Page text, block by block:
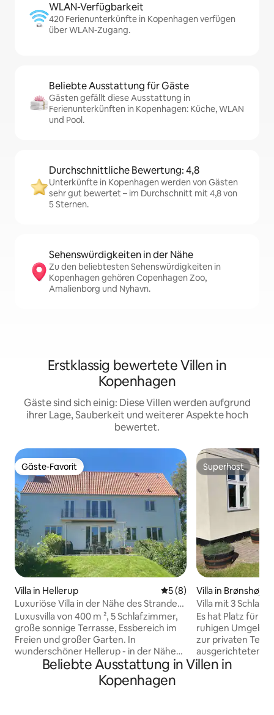
WLAN-Verfügbarkeit
420 Ferienunterkünfte in Kopenhagen verfügen
über WLAN-Zugang.
Beliebte Ausstattung für Gäste
Gästen gefällt diese Ausstattung in
Ferienunterkünften in Kopenhagen: Küche, WLAN
und Pool.
Durchschnittliche Bewertung: 4,8
Unterkünfte in Kopenhagen werden von Gästen
sehr gut bewertet – im Durchschnitt mit 4,8 von
5 Sternen.
Sehenswürdigkeiten in der Nähe
Zu den beliebtesten Sehenswürdigkeiten in
Kopenhagen gehören Copenhagen Zoo,
Amalienborg und Nyhavn.
Erstklassig bewertete Villen in
Kopenhagen
Gäste sind sich einig: Diese Villen werden aufgrund
ihrer Lage, Sauberkeit und weiterer Aspekte hoch
bewertet.
Gäste-Favorit
Gäste-Favorit
Villa in Hellerup Durchschnittliche
5 (8)
Luxuriöse Villa in der Nähe des Strandes
und des Stadtzentrums von Cph
Luxusvilla von 400 m ², 5 Schlafzimmer,
große sonnige Terrasse, Essbereich im
Freien und großer Garten. In
wunderschöner Hellerup - in der Nähe
des Stadtzentrums, von
Touristenattraktionen, schönen
Stränden, Spielplätzen und Grünflächen.
Superhost
Superhost
Villa in Brønshøj
Villa mit 3
Es hat Platz für
ruhigen Umgebung. Direkter
zur privaten
ausgerichtetem,
Sonne den
Beliebte Ausstattung in Villen in
Kopenhagen